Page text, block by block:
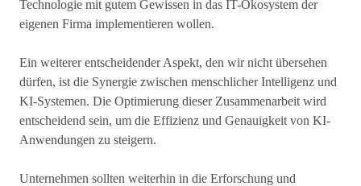
Technologie mit gutem Gewissen in das IT-Ökosystem der
eigenen Firma implementieren wollen.
Ein weiterer entscheidender Aspekt, den wir nicht übersehen
dürfen, ist die Synergie zwischen menschlicher Intelligenz und
KI-Systemen. Die Optimierung dieser Zusammenarbeit wird
entscheidend sein, um die Effizienz und Genauigkeit von KI-
Anwendungen zu steigern.
Unternehmen sollten weiterhin in die Erforschung und